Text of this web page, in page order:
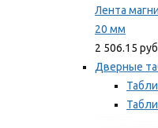
Лента
20 мм
2 506.15 руб
Дверные